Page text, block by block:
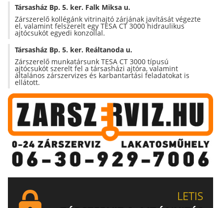
Társasház Bp. 5. ker. Falk Miksa u.
Zárszerelő kollégánk vitrinajtó zárjának javítását végezte
el, valamint felszerelt egy TESA CT 3000 hidraulikus
ajtócsukót egyedi konzollal.
Társasház Bp. 5. ker. Reáltanoda u.
Zárszerelő munkatársunk TESA CT 3000 típusú
ajtócsukót szerelt fel a társasházi ajtóra, valamint
általános zárszervizes és karbantartási feladatokat is
ellátott.
LETIS